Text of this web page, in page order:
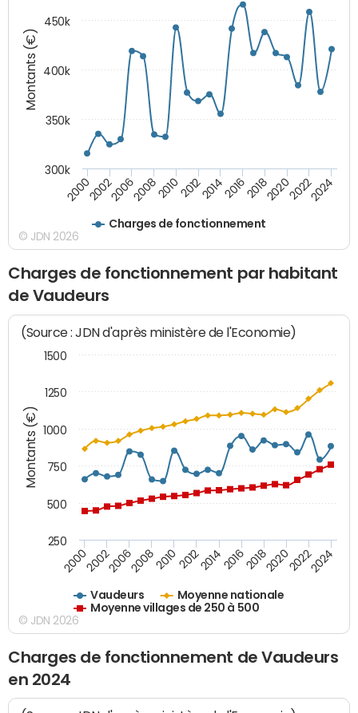
Montants (€)
Charges de fonctionnement
200020022006200820102012201420162018202020222024
300k
350k
400k
450k
© JDN 2026
Charges de fonctionnement par habitant
de Vaudeurs
Montants (€)
(Source : JDN d'après ministère de l'Economie)
Vaudeurs
Moyenne nationale
Moyenne villages de 250 à 500
200020022006200820102012201420162018202020222024
250
500
750
1000
1250
1500
© JDN 2026
Charges de fonctionnement de Vaudeurs
en 2024